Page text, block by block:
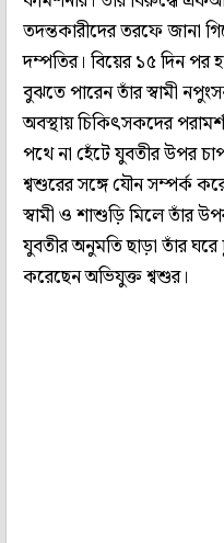
তদন্তকারীদের তরফে জানা
দম্পতির। বিয়ের ১৫ দিন পর
বুঝতে পারেন তাঁর স্বামী
অবস্থায় চিকিৎসকদের
পথে না হেঁটে যুবতীর উপর
শ্বশুরের সঙ্গে যৌন সম্পর্ক
স্বামী ও শাশুড়ি মিলে তাঁর
যুবতীর অনুমতি ছাড়া তাঁর
করেছেন অভিযুক্ত শ্বশুর।